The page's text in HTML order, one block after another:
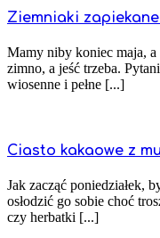
Ziemniaki
Mamy niby koniec maja,
zimno, a jeść trzeba.
wiosenne i pełne [...]
Ciasto kakaowe z
Jak zacząć poniedziałek,
osłodzić go sobie choć
czy herbatki [...]